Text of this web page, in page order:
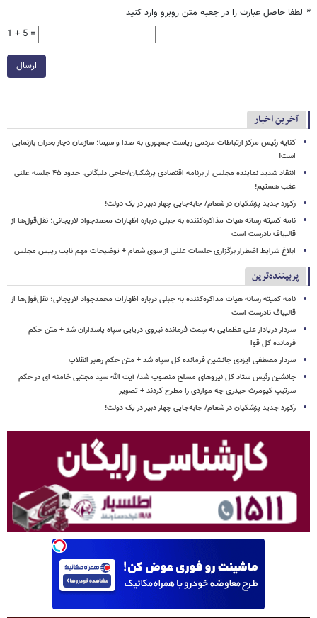
* لطفا حاصل عبارت را در جعبه متن روبرو وارد کنید
1 + 5 =
ارسال
آخرین اخبار
کنایه رئیس مرکز ارتباطات مردمی ریاست جمهوری به صدا و سیما؛ سازمان دچار بحران بازنمایی
است!
انتقاد شدید نماینده مجلس از برنامه اقتصادی پزشکیان/حاجی دلیگانی: حدود ۴۵ جلسه علنی
عقب هستیم!
رکورد جدید پزشکیان در شعام/ جابه‌جایی چهار دبیر در یک دولت!
نامه کمیته رسانه هیات مذاکره‌کننده به جبلی درباره اظهارات محمدجواد لاریجانی؛ نقل‌قول‌ها از
قالیباف نادرست است
ابلاغ شرایط اضطرار برگزاری جلسات علنی از سوی شعام + توضیحات مهم نایب رییس مجلس
پربیننده‌ترین
نامه کمیته رسانه هیات مذاکره‌کننده به جبلی درباره اظهارات محمدجواد لاریجانی؛ نقل‌قول‌ها از
قالیباف نادرست است
سردار دریادار علی عظمایی به سِمت فرمانده نیروی دریایی سپاه پاسداران شد + متن حکم
فرمانده کل قوا
سردار مصطفی ایزدی جانشین فرمانده کل سپاه شد + متن حکم رهبر انقلاب
جانشین رئیس ستاد کل نیروهای مسلح منصوب شد/ آیت الله سید مجتبی خامنه ای در حکم
سرتیپ کیومرث حیدری چه مواردی را مطرح کردند + تصویر
رکورد جدید پزشکیان در شعام/ جابه‌جایی چهار دبیر در یک دولت!